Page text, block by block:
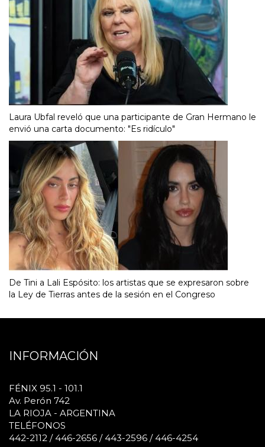
Laura Ubfal reveló que una participante de Gran Hermano le
envió una carta documento: "Es ridículo"
De Tini a Lali Espósito: los artistas que se expresaron sobre
la Ley de Tierras antes de la sesión en el Congreso
INFORMACIÓN
FÉNIX 95.1 - 101.1
Av. Perón 742
LA RIOJA - ARGENTINA
TELÉFONOS
442-2112 / 446-2656 / 443-2596 / 446-4254